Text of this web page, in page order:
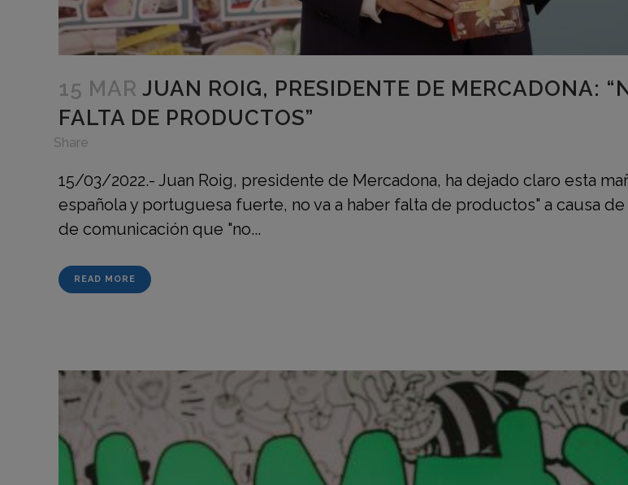
15 MAR JUAN ROIG, PRESIDENTE DE MERCADONA:
FALTA DE PRODUCTOS”
Share
15/03/2022.- Juan Roig, presidente de Mercadona, ha dejado claro esta
española y portuguesa fuerte, no va a haber falta de productos" a causa
de comunicación que "no...
READ MORE